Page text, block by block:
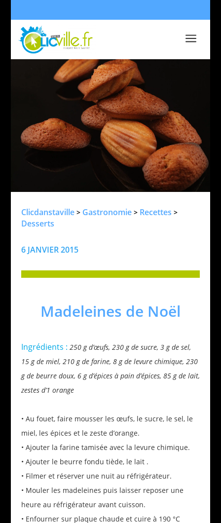
a
Clicdanstaville> Gastronomie> Recettes >
Desserts
6 JANVIER 2015
Madeleines de Noël
Ingrédients : 250 g d’œufs, 230 g de sucre, 3 g de sel,
15 g de miel, 210 g de farine, 8 g de levure chimique, 230
g de beurre doux, 6 g d’épices à pain d’épices, 85 g de lait,
zestes d’1 orange
• Au fouet, faire mousser les œufs, le sucre, le sel, le
miel, les épices et le zeste d’orange.
• Ajouter la farine tamisée avec la levure chimique.
• Ajouter le beurre fondu tiède, le lait .
• Filmer et réserver une nuit au réfrigérateur.
• Mouler les madeleines puis laisser reposer une
heure au réfrigérateur avant cuisson.
• Enfourner sur plaque chaude et cuire à 190 °C